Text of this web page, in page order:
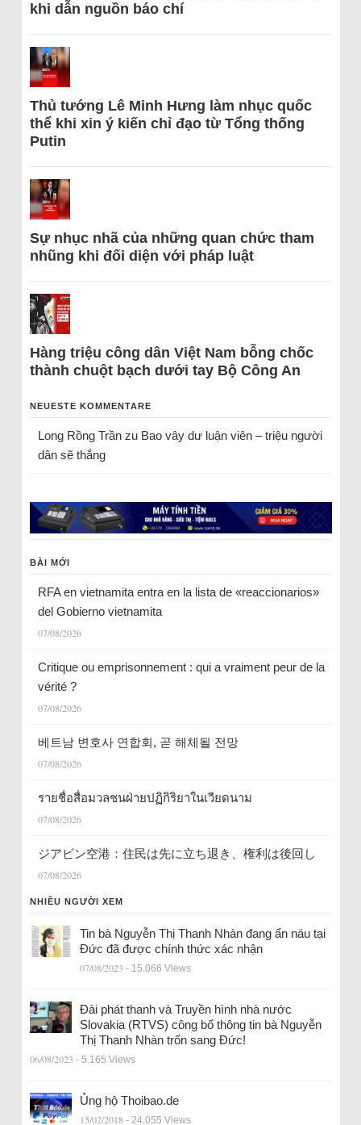
khi dẫn nguồn báo chí
Thủ tướng Lê Minh Hưng làm nhục quốc
thể khi xin ý kiến chỉ đạo từ Tổng thống
Putin
Sự nhục nhã của những quan chức tham
nhũng khi đối diện với pháp luật
Hàng triệu công dân Việt Nam bỗng chốc
thành chuột bạch dưới tay Bộ Công An
NEUESTE KOMMENTARE
Long Rồng Trầnzu Bao vây dư luận viên – triệu người
dân sẽ thắng
BÀI MỚI
RFA en vietnamita entra en la lista de «reaccionarios»
del Gobierno vietnamita
07/08/2026
Critique ou emprisonnement : qui a vraiment peur de la
vérité ?
07/08/2026
베트남 변호사 연합회, 곧 해체될 전망
07/08/2026
รายชื่อสื่อมวลชนฝ่ายปฏิกิริยาในเวียดนาม
07/08/2026
ジアビン空港：住民は先に立ち退き、権利は後回し
07/08/2026
NHIỀU NGƯỜI XEM
Tin bà Nguyễn Thị Thanh Nhàn đang ẩn náu tại
Đức đã được chính thức xác nhận
07/08/2023 - 15.066 Views
Đài phát thanh và Truyền hình nhà nước
Slovakia (RTVS) công bố thông tin bà Nguyễn
Thị Thanh Nhàn trốn sang Đức!
06/08/2023 - 5.165 Views
Ủng hộ Thoibao.de
15/02/2018 - 24.055 Views